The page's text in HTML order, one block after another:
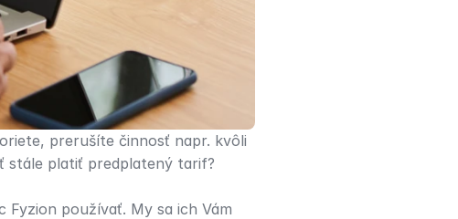
prerušíte činnosť napr. kvôli
stále platiť predplatený tarif?
používať. My sa ich Vám